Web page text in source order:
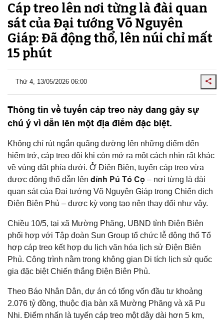
Cáp treo lên nơi từng là đài quan
sát của Đại tướng Võ Nguyên
Giáp: Đã động thổ, lên núi chỉ mất
15 phút
Thứ 4, 13/05/2026 06:00
Thông tin về tuyến cáp treo này đang gây sự
chú ý vì dẫn lên một địa điểm đặc biệt.
Không chỉ rút ngắn quãng đường lên những điểm đến
hiểm trở, cáp treo đôi khi còn mở ra một cách nhìn rất khác
về vùng đất phía dưới. Ở Điện Biên, tuyến cáp treo vừa
được động thổ dẫn lên đỉnh Pú Tó Cọ – nơi từng là đài
quan sát của Đại tướng Võ Nguyên Giáp trong Chiến dịch
Điện Biên Phủ – được kỳ vọng tạo nên thay đổi như vậy.
Chiều 10/5, tại xã Mường Phăng, UBND tỉnh Điện Biên
phối hợp với Tập đoàn Sun Group tổ chức lễ động thổ Tổ
hợp cáp treo kết hợp du lịch văn hóa lịch sử Điện Biên
Phủ. Công trình nằm trong không gian Di tích lịch sử quốc
gia đặc biệt Chiến thắng Điện Biên Phủ.
Theo Báo Nhân Dân, dự án có tổng vốn đầu tư khoảng
2.076 tỷ đồng, thuộc địa bàn xã Mường Phăng và xã Pu
Nhi. Điểm nhấn là tuyến cáp treo một dây dài hơn 5 km,